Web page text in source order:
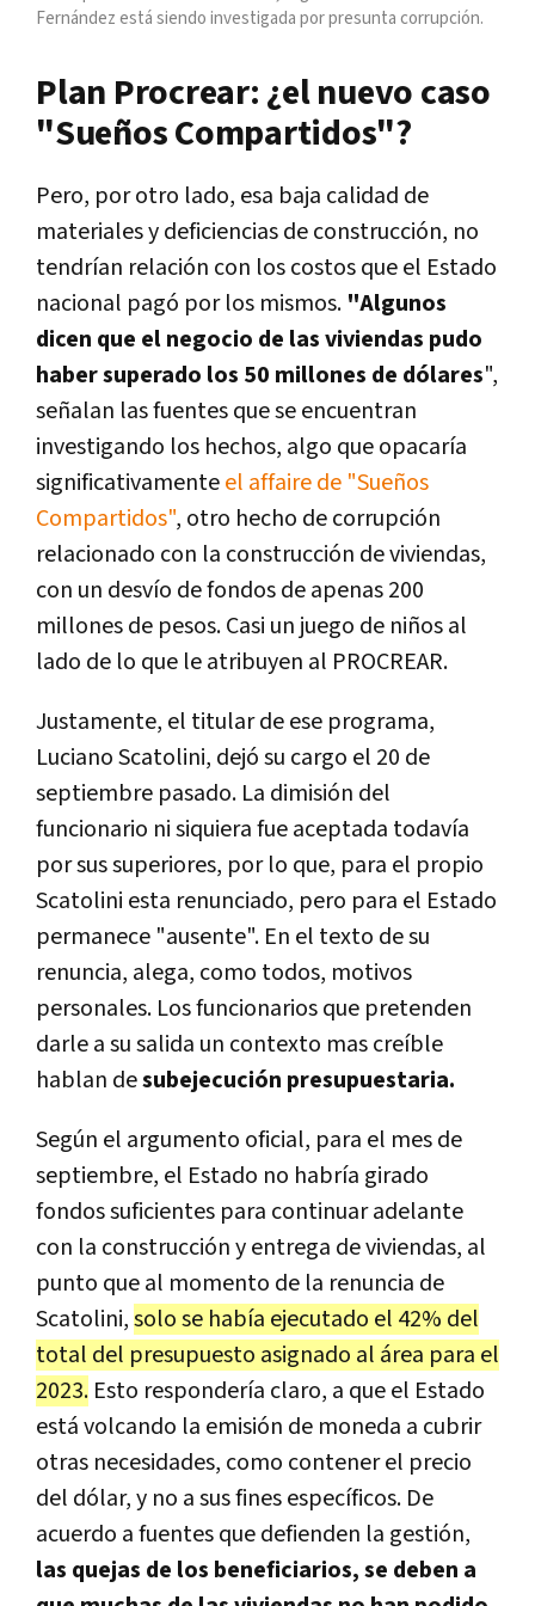
Fernández está siendo investigada por presunta corrupción.
Plan Procrear: ¿el nuevo caso
"Sueños Compartidos"?
Pero, por otro lado, esa baja calidad de
materiales y deficiencias de construcción, no
tendrían relación con los costos que el Estado
nacional pagó por los mismos. "Algunos
dicen que el negocio de las viviendas pudo
haber superado los 50 millones de dólares",
señalan las fuentes que se encuentran
investigando los hechos, algo que opacaría
significativamenteel affaire de "Sueños
Compartidos", otro hecho de corrupción
relacionado con la construcción de viviendas,
con un desvío de fondos de apenas 200
millones de pesos. Casi un juego de niños al
lado de lo que le atribuyen al PROCREAR.
Justamente, el titular de ese programa,
Luciano Scatolini, dejó su cargo el 20 de
septiembre pasado. La dimisión del
funcionario ni siquiera fue aceptada todavía
por sus superiores, por lo que, para el propio
Scatolini esta renunciado, pero para el Estado
permanece "ausente". En el texto de su
renuncia, alega, como todos, motivos
personales. Los funcionarios que pretenden
darle a su salida un contexto mas creíble
hablan desubejecución presupuestaria.
Según el argumento oficial, para el mes de
septiembre, el Estado no habría girado
fondos suficientes para continuar adelante
con la construcción y entrega de viviendas, al
punto que al momento de la renuncia de
Scatolini,solo se había ejecutado el 42% del
total del presupuesto asignado al área para el
2023. Esto respondería claro, a que el Estado
está volcando la emisión de moneda a cubrir
otras necesidades, como contener el precio
del dólar, y no a sus fines específicos. De
acuerdo a fuentes que defienden la gestión,
las quejas de los beneficiarios, se deben a